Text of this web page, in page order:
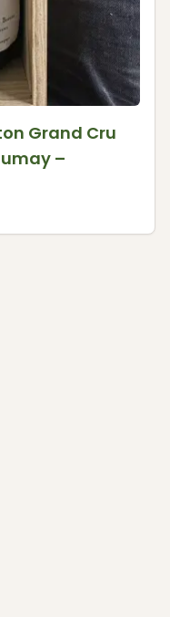
Grand Cru
–